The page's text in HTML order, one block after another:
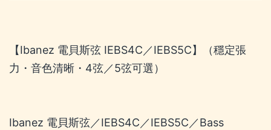
【Ibanez 電貝斯弦 IEBS4C／IEBS5C】（穩定張
力・音色清晰・4弦／5弦可選）
Ibanez 電貝斯弦／IEBS4C／IEBS5C／Bass